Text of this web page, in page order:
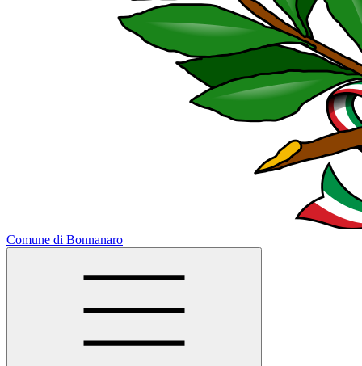
Comune di Bonnanaro